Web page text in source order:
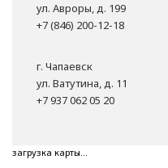
ул. Авроры, д. 199
+7 (846) 200-12-18
г. Чапаевск
ул. Ватутина, д. 11
+7 937 062 05 20
загрузка карты...